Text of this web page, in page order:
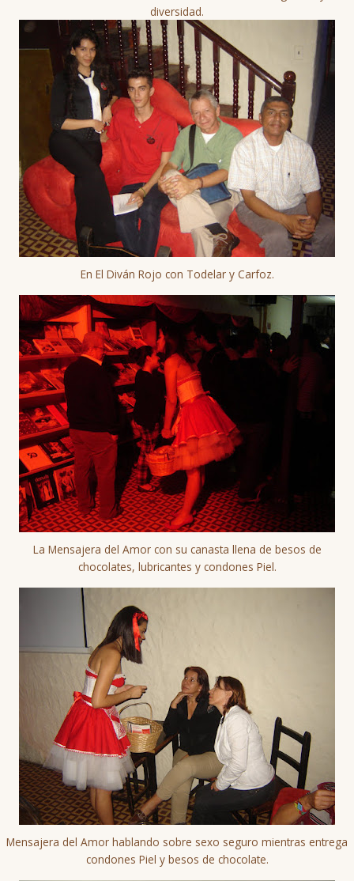
diversidad.
En El Diván Rojo con Todelar y Carfoz.
La Mensajera del Amor con su canasta llena de besos de
chocolates, lubricantes y condones Piel.
Mensajera del Amor hablando sobre sexo seguro mientras entrega
condones Piel y besos de chocolate.